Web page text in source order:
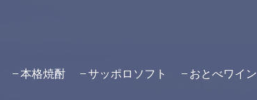
本格焼酎 サッポロソフト おとべワイン